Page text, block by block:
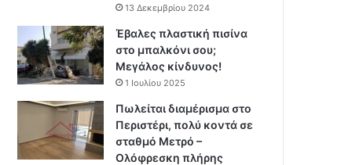
13 Δεκεμβρίου 2024
Έβαλες πλαστική πισίνα
στο μπαλκόνι σου;
Μεγάλος κίνδυνος!
1 Ιουλίου 2025
Πωλείται διαμέρισμα στο
Περιστέρι, πολύ κοντά σε
σταθμό Μετρό –
Ολόφρεσκη πλήρης